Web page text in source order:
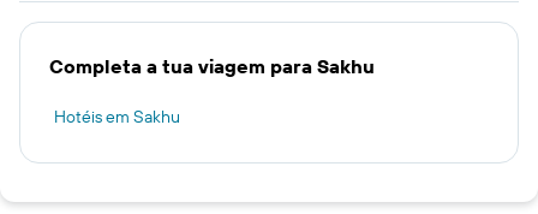
Completa a tua viagem para Sakhu
Hotéis em Sakhu